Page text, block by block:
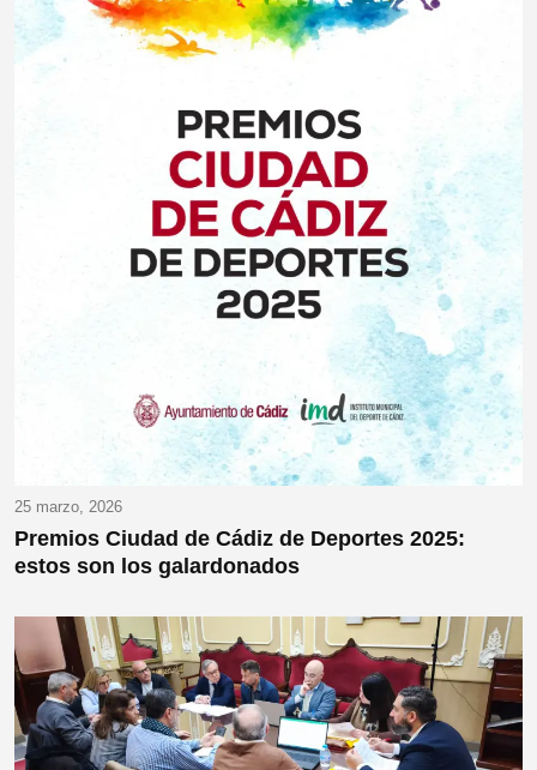
25 marzo, 2026
Premios Ciudad de Cádiz de Deportes 2025:
estos son los galardonados